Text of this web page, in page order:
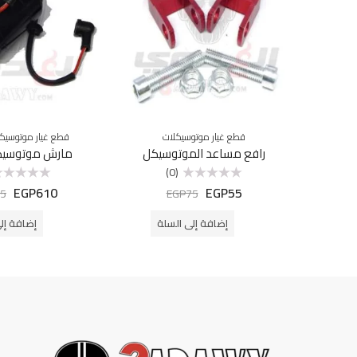
قطع غيار موتوسيكلات
رافع مساعد الموتوسيكل
التقييم
(0)
EGP55
EGP75
إضافة إلى السلة
قطع غيار
مارش
التقييمEGP610
إضافة